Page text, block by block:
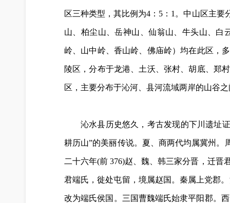
区三种类型，其比例为4：5：1。中山区主
山、柏尘山、岳神山、仙翁山、牛头山、白
岭、山中岭、香山岭、佛庙岭）均在此区，
陵区，分布于龙港、土沃、张村、胡底、郑
区，主要分布于沁河、县河流域两岸的山谷
沁水县历史悠久，考古发现的下川遗址
耕历山”的美丽传说。夏、商两代均属冀州。
二十六年(前 376)赵、魏、韩三家分晋，迁
君端氏，徙处屯留，境属赵国。秦属上党郡
改为端氏侯国。三国曹魏端氏始隶平阳郡。